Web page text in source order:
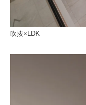
吹抜×LDK